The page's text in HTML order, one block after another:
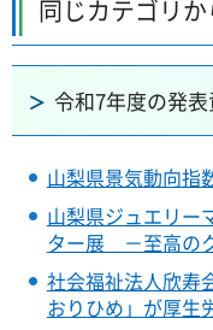
同じカテゴリ
令和7年度の発
山梨県景気動向指
山梨県ジュエリー
ター展 －至高の
社会福祉法人欣寿
おりひめ」が厚生